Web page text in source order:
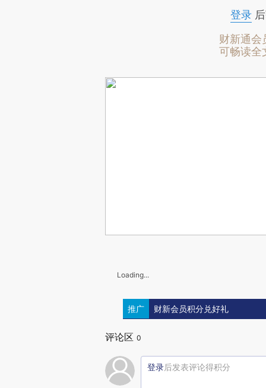
登录后
财新通会
可畅读全
Loading...
推广 财新会员积分兑好礼
评论区 0
登录后发表评论得积分